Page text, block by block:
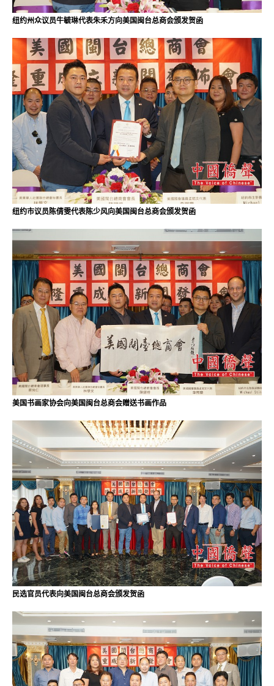
纽约州众议员牛毓琳代表朱禾方向美国闽台总商会颁发贺函
纽约市议员陈倩雯代表陈少风向美国闽台总商会颁发贺函
美国书画家协会向美国闽台总商会赠送书画作品
民选官员代表向美国闽台总商会颁发贺函